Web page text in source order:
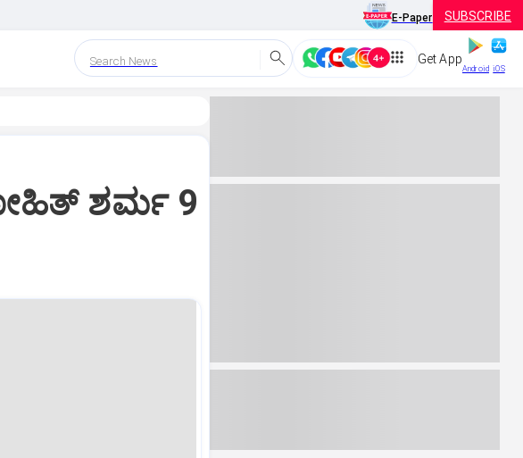
E-Paper SUBSCRIBE
Search News Get App
Android iOS
ಶರ್ಮ 9